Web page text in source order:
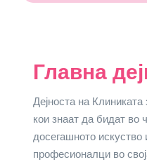
Главна
Дејноста на
кои знаат да бидат во
досегашното
професионалци во